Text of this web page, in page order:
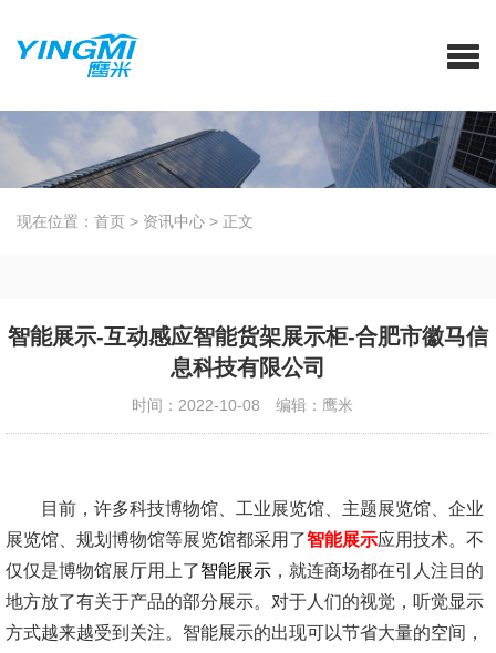
现在位置： 首页 > 资讯中心 > 正文
智能展示-互动感应智能货架展示柜-合肥市徽马信
息科技有限公司
时间：2022-10-08 编辑：鹰米
目前，许多科技博物馆、工业展览馆、主题展览馆、企业
展览馆、规划博物馆等展览馆都采用了智能展示应用技术。不
仅仅是博物馆展厅用上了智能展示 ，就连商场都在引人注目的
地方放了有关于产品的部分展示。对于人们的视觉，听觉显示
方式越来越受到关注。智能展示的出现可以节省大量的空间，